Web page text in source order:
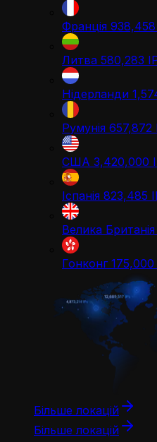
Франція 938,458
Литва 580,283
Нідерланди
Румунія 657,872
США 3,420,000
Іспанія 823,485
Велика Британія
Гонконг 175,000
Більше локацій
Більше локацій